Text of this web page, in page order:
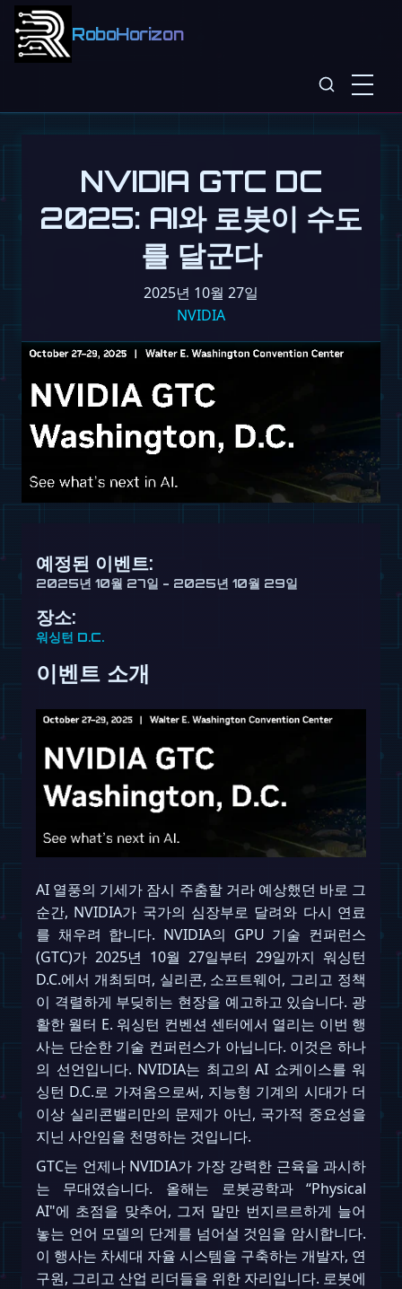
RoboHorizon
NVIDIA GTC DC
2025: AI와 로봇이 수도
를 달군다
2025년 10월 27일
NVIDIA
예정된 이벤트:
2025년 10월 27일 - 2025년 10월 29일
장소:
워싱턴 D.C.
이벤트 소개
AI 열풍의 기세가 잠시 주춤할 거라 예상했던 바로 그
순간, NVIDIA가 국가의 심장부로 달려와 다시 연료
를 채우려 합니다. NVIDIA의 GPU 기술 컨퍼런스
(GTC)가 2025년 10월 27일부터 29일까지 워싱턴
D.C.에서 개최되며, 실리콘, 소프트웨어, 그리고 정책
이 격렬하게 부딪히는 현장을 예고하고 있습니다. 광
활한 월터 E. 워싱턴 컨벤션 센터에서 열리는 이번 행
사는 단순한 기술 컨퍼런스가 아닙니다. 이것은 하나
의 선언입니다. NVIDIA는 최고의 AI 쇼케이스를 워
싱턴 D.C.로 가져옴으로써, 지능형 기계의 시대가 더
이상 실리콘밸리만의 문제가 아닌, 국가적 중요성을
지닌 사안임을 천명하는 것입니다.
GTC는 언제나 NVIDIA가 가장 강력한 근육을 과시하
는 무대였습니다. 올해는 로봇공학과 “Physical
AI"에 초점을 맞추어, 그저 말만 번지르르하게 늘어
놓는 언어 모델의 단계를 넘어설 것임을 암시합니다.
이 행사는 차세대 자율 시스템을 구축하는 개발자, 연
구원, 그리고 산업 리더들을 위한 자리입니다. 로봇에